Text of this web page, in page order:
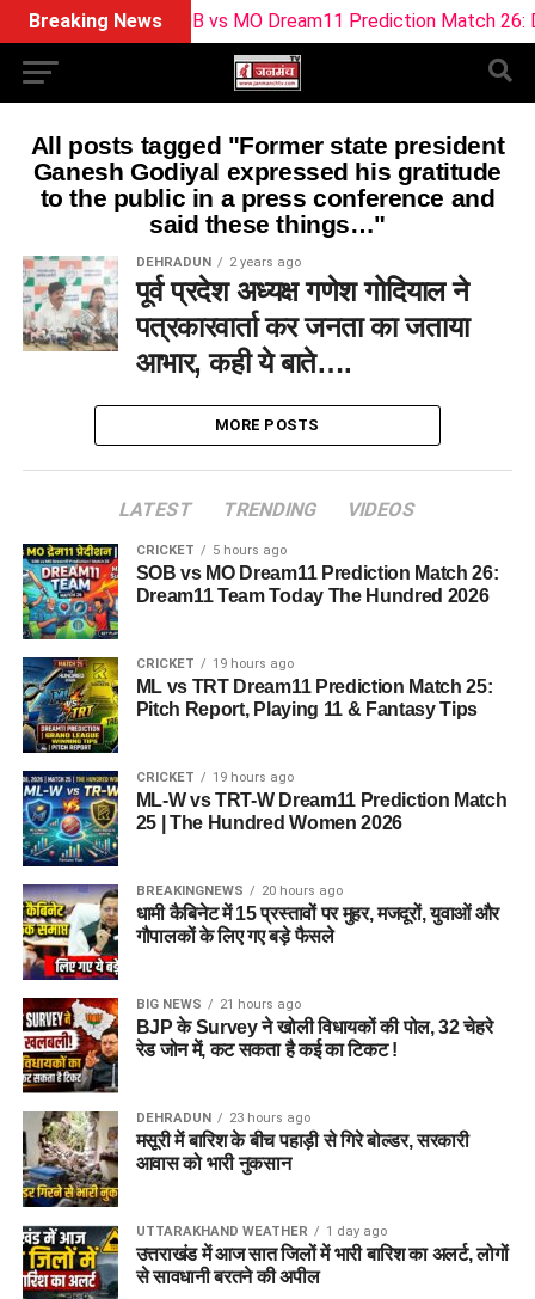
Breaking NewsSOB vs MO Dream11 Prediction Match 26:
All posts tagged "Former state president
Ganesh Godiyal expressed his gratitude
to the public in a press conference and
said these things…"
DEHRADUN 2 years ago
पूर्व प्रदेश अध्यक्ष गणेश गोदियाल ने
पत्रकारवार्ता कर जनता का जताया
आभार, कही ये बाते….
MORE POSTS
LATEST TRENDING VIDEOS
CRICKET 5 hours ago
SOB vs MO Dream11 Prediction Match 26:
Dream11 Team Today The Hundred 2026
CRICKET 19 hours ago
ML vs TRT Dream11 Prediction Match 25:
Pitch Report, Playing 11 & Fantasy Tips
CRICKET 19 hours ago
ML-W vs TRT-W Dream11 Prediction Match
25 | The Hundred Women 2026
BREAKINGNEWS 20 hours ago
धामी कैबिनेट में 15 प्रस्तावों पर मुहर, मजदूरों, युवाओं और
गौपालकों के लिए गए बड़े फैसले
BIG NEWS 21 hours ago
BJP के Survey ने खोली विधायकों की पोल, 32 चेहरे
रेड जोन में, कट सकता है कई का टिकट !
DEHRADUN 23 hours ago
मसूरी में बारिश के बीच पहाड़ी से गिरे बोल्डर, सरकारी
आवास को भारी नुकसान
UTTARAKHAND WEATHER 1 day ago
उत्तराखंड में आज सात जिलों में भारी बारिश का अलर्ट, लोगों
से सावधानी बरतने की अपील